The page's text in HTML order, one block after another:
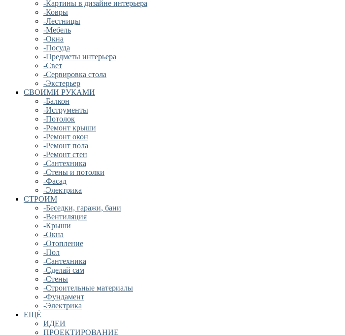
-Картины в дизайне интерьера
-Ковры
-Лестницы
-Мебель
-Окна
-Посуда
-Предметы интерьера
-Свет
-Сервировка стола
-Экстерьер
СВОИМИ РУКАМИ
-Балкон
-Иструменты
-Потолок
-Ремонт крыши
-Ремонт окон
-Ремонт пола
-Ремонт стен
-Сантехника
-Стены и потолки
-Фасад
-Электрика
СТРОИМ
-Беседки, гаражи, бани
-Вентиляция
-Крыши
-Окна
-Отопление
-Пол
-Сантехника
-Сделай сам
-Стены
-Строительные материалы
-Фундамент
-Электрика
ЕЩЁ
ИДЕИ
ПРОЕКТИРОВАНИЕ